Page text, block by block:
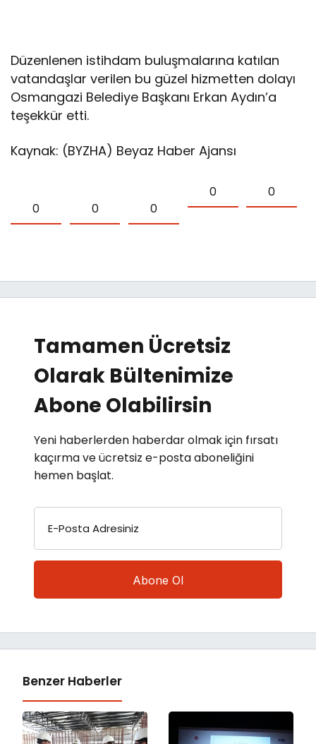
Düzenlenen istihdam buluşmalarına katılan
vatandaşlar verilen bu güzel hizmetten dolayı
Osmangazi Belediye Başkanı Erkan Aydın’a
teşekkür etti.
Kaynak: (BYZHA) Beyaz Haber Ajansı
0 0 0
0 0
Tamamen Ücretsiz
Olarak Bültenimize
Abone Olabilirsin
Yeni haberlerden haberdar olmak için fırsatı
kaçırma ve ücretsiz e-posta aboneliğini
hemen başlat.
E-Posta Adresiniz
Benzer Haberler